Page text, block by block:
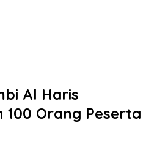
Al Haris
Orang Peserta